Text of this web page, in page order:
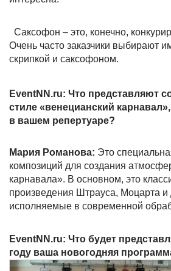
Саксофон – это, конечно,
Очень часто заказчики выбирают
скрипкой и саксофоном.
EventNN.ru: Что представляют
стиле «венецианский
в вашем репертуаре?
Мария Романова: Это
композиций для создания
карнавала». В основном, это
произведения Штрауса, Моцарта и
исполняемые в современной
EventNN.ru: Что будет
году ваша новогодняя